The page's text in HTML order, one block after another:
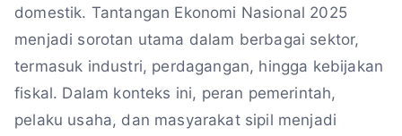
domestik. Tantangan Ekonomi Nasional 2025
menjadi sorotan utama dalam berbagai sektor,
termasuk industri, perdagangan, hingga kebijakan
fiskal. Dalam konteks ini, peran pemerintah,
pelaku usaha, dan masyarakat sipil menjadi